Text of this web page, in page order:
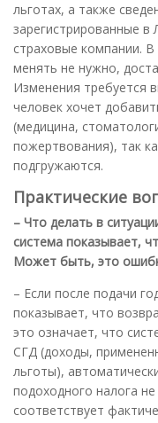
льготах, а также
зарегистрированные
страховые компании. В
менять не нужно,
Изменения требуется
человек хочет
(медицина,
пожертвования), так
подгружаются.
Практические
– Что делать в
система показывает,
Может быть, это
– Если после подачи
показывает, что
это означает, что
СГД (доходы,
льготы),
подоходного налога
соответствует